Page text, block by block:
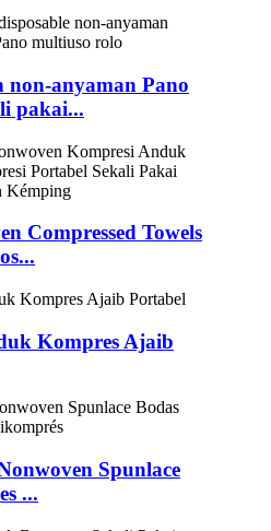
non-anyaman Pano
pakai...
Compressed Towels
Kompres Ajaib
Spunlace
...